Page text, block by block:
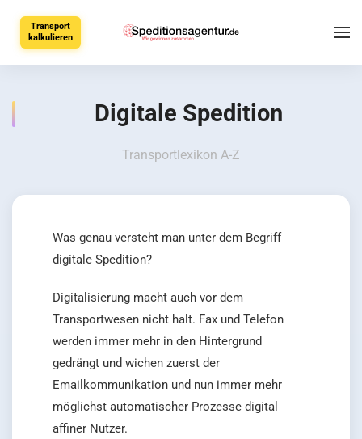
Transport
kalkulieren
Digitale Spedition
Transportlexikon A-Z
Was genau versteht man unter dem Begriff
digitale Spedition?
Digitalisierung macht auch vor dem
Transportwesen nicht halt. Fax und Telefon
werden immer mehr in den Hintergrund
gedrängt und wichen zuerst der
Emailkommunikation und nun immer mehr
möglichst automatischer Prozesse digital
affiner Nutzer.